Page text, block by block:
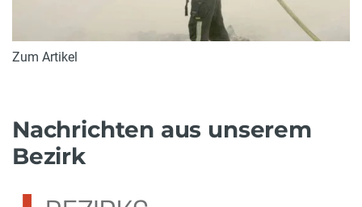
Zum Artikel
Nachrichten aus unserem
Bezirk